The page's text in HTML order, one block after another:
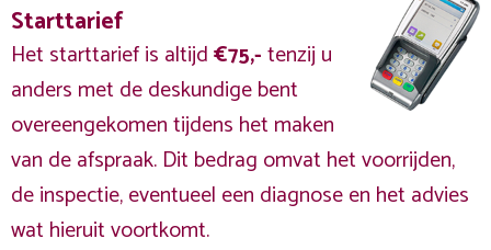
Starttarief
Het starttarief is altijd€75,-tenzij u
anders met de deskundige bent
overeengekomen tijdens het maken
van de afspraak. Dit bedrag omvat het voorrijden,
de inspectie, eventueel een diagnose en het advies
wat hieruit voortkomt.